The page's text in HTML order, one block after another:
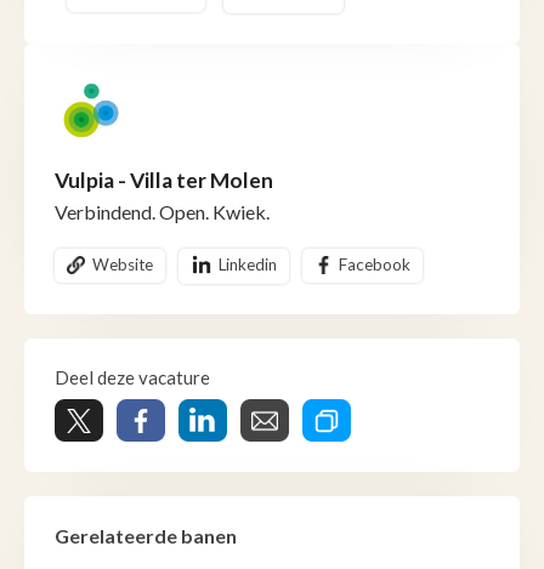
Vulpia - Villa ter Molen
Verbindend. Open. Kwiek.
Website Linkedin Facebook
Deel deze vacature
Gerelateerde banen